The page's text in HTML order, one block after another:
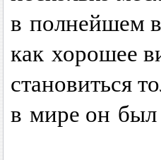
в полнейшем
как хорошее
становиться
в мире он